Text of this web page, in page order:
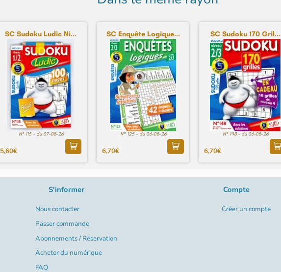
SC Sudoku Ludic Ni...
N° 115 - du 07-08-26
5,60€
SC Enquête Logique...
N° 125 - du 06-08-26
6,70€
SC Sudoku 170 Gril...
N° 148 - du 06-08-26
6,70€
S'informer
Nous contacter
Passer commande
Abonnements / Réservation
Acheter du numérique
FAQ
Compte
Créer un compte